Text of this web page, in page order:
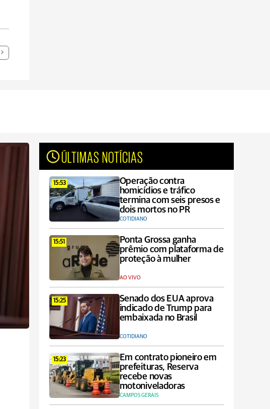
ÚLTIMAS NOTÍCIAS
15:53
Operação contra
homicídios e tráfico
termina com seis presos e
dois mortos no PR
COTIDIANO
15:51
Ponta Grossa ganha
prêmio com plataforma de
proteção à mulher
AO VIVO
15:25
Senado dos EUA aprova
indicado de Trump para
embaixada no Brasil
COTIDIANO
15:23
Em contrato pioneiro em
prefeituras, Reserva
recebe novas
motoniveladoras
CAMPOS GERAIS